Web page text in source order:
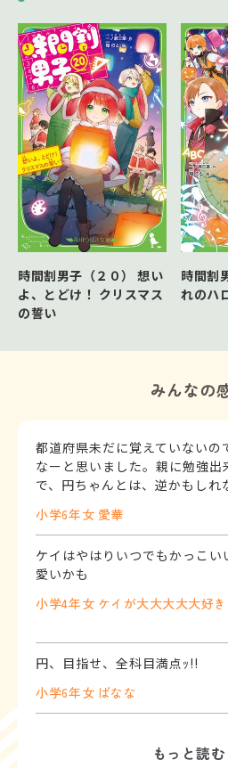
時間割男子（２０） 想い
よ、とどけ！ クリスマス
の誓い
時間割
れのハ
みんなの
都道府県未だに覚えていないの
なーと思いました。親に勉強出
で、円ちゃんとは、逆かもしれ
小学6年女 愛華
ケイはやはりいつでもかっこい
愛いかも
小学4年女 ケイが大大大大大好
円、目指せ、全科目満点ｯ!!
小学6年女 ばなな
もっと読む